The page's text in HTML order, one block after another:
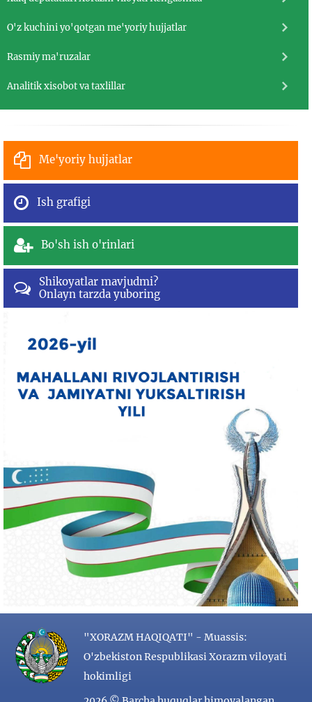
O'z kuchini yo'qotgan me'yoriy hujjatlar
Rasmiy ma'ruzalar
Analitik xisobot va taxlillar
Me'yoriy hujjatlar
Ish grafigi
Bo'sh ish o'rinlari
Shikoyatlar mavjudmi?
Onlayn tarzda yuboring
"XORAZM HAQIQATI" - Muassis:
O'zbekiston Respublikasi Xorazm viloyati
hokimligi